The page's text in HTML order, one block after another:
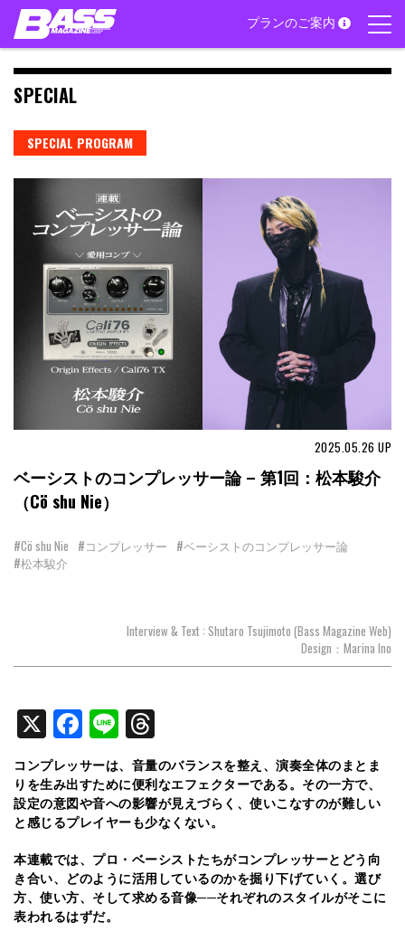
Skip
content
プランのご案内
SPECIAL
SPECIAL PROGRAM
2025.05.26 UP
ベーシストのコンプレッサー論 – 第1回：松本駿介
（Cö shu Nie）
#Cö shu Nie #コンプレッサー #ベーシストのコンプレッサー論
#松本駿介
Interview & Text : Shutaro Tsujimoto (Bass Magazine Web)
Design：Marina Ino
X Facebook
Line
コンプレッサーは、音量のバランスを整え、演奏全体のまとま
りを生み出すために便利なエフェクターである。その一方で、
設定の意図や音への影響が見えづらく、使いこなすのが難しい
と感じるプレイヤーも少なくない。
本連載では、プロ・ベーシストたちがコンプレッサーとどう向
き合い、どのように活用しているのかを掘り下げていく。選び
方、使い方、そして求める音像──それぞれのスタイルがそこに
表われるはずだ。